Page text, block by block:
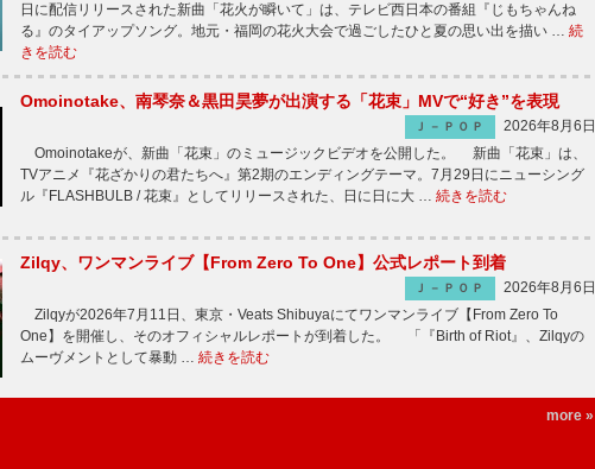
日に配信リリースされた新曲「花火が瞬いて」は、テレビ西日本の番組『じもちゃんね
る』のタイアップソング。地元・福岡の花火大会で過ごしたひと夏の思い出を描い … 続
きを読む
Omoinotake、南琴奈＆黒田昊夢が出演する「花束」MVで“好き”を表現
Ｊ－ＰＯＰ
2026年8月6日
Omoinotakeが、新曲「花束」のミュージックビデオを公開した。 新曲「花束」は、
TVアニメ『花ざかりの君たちへ』第2期のエンディングテーマ。7月29日にニューシング
ル『FLASHBULB / 花束』としてリリースされた、日に日に大 … 続きを読む
Zilqy、ワンマンライブ【From Zero To One】公式レポート到着
Ｊ－ＰＯＰ
2026年8月6日
Zilqyが2026年7月11日、東京・Veats Shibuyaにてワンマンライブ【From Zero To
One】を開催し、そのオフィシャルレポートが到着した。 「『Birth of Riot』、Zilqyの
ムーヴメントとして暴動 … 続きを読む
more »